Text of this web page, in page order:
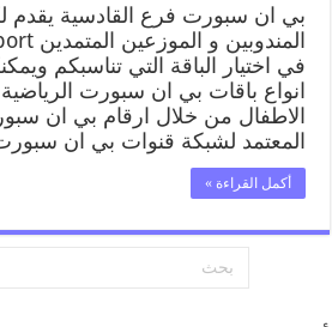
بي ان سبورت فرع القادسية يقدم
في اختيار الباقة التي تناسبكم
انواع باقات بي ان سبورت الرياضية
الاطفال من خلال ارقام بي ان
المعتمد لشبكة قنوات بي ان
أكمل القراءة »